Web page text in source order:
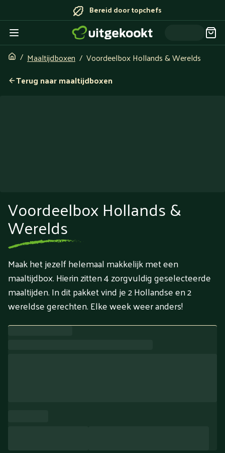
Bereid door topchefs
Maaltijdboxen
Voordeelbox Hollands & Werelds
Terug naar maaltijdboxen
Voordeelbox Hollands &
Werelds
Maak het jezelf helemaal makkelijk met een
maaltijdbox. Hierin zitten 4 zorgvuldig geselecteerde
maaltijden. In dit pakket vind je 2 Hollandse en 2
wereldse gerechten. Elke week weer anders!